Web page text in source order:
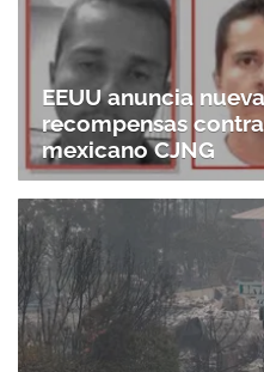
EEUU anuncia
recompensas
mexicano CJNG